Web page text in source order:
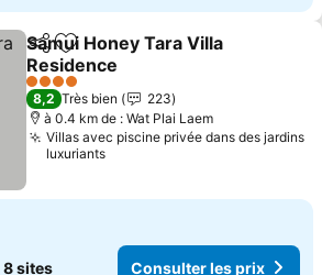
PartagerAjouter à mes favoris
Samui Honey Tara Villa
Residence
Consulter les prix
4 Étoiles
8,2 Très bien
223
à 0.4 km de : Wat Plai Laem
Villas avec piscine privée dans des jardins
luxuriants
8 sites Consulter les prix